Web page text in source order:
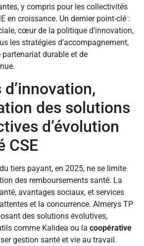
y compris pour les collectivités
en croissance. Un dernier point-clé :
cœur de la politique d’innovation,
les stratégies d’accompagnement,
durable et de
des solutions
d’évolution
CSE
tiers payant, en 2025, ne se limite
des remboursements santé. La
avantages sociaux, et services
et la concurrence. Almerys TP
des solutions évolutives,
comme Kalidea ou la coopérative
gestion santé et vie au travail.